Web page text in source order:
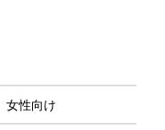
女性向け